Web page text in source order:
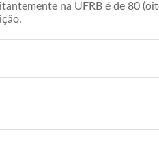
na UFRB é de 80